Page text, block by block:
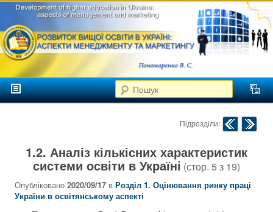
Розвиток
вищої
освіти в
Україні
аспекти
менеджменту та
маркетингу
Пошук
Головне менюПерейти до головного контенту
Перейти до додаткового контенту
Навігація по
Підрозділи:
1.2. Аналіз кількісних характеристик
системи освіти в Україні (стор. 5 з 19)
Опубліковано2020/09/17 вРозділ 1. Оцінювання ринку праці
України в освітянському аспекті